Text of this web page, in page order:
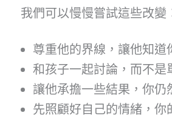
我們可以慢慢嘗試這些改變
尊重他的界線，讓他知道
和孩子一起討論，而不是
讓他承擔一些結果，你仍
先照顧好自己的情緒，